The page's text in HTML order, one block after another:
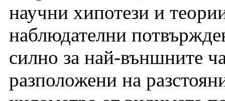
научни хипотези и
наблюдателни
силно за най-външните
разположени на